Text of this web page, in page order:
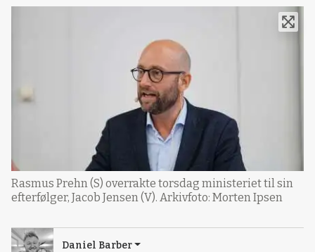
Rasmus Prehn (S) overrakte torsdag ministeriet til sin
efterfølger, Jacob Jensen (V). Arkivfoto: Morten Ipsen
Daniel Barber